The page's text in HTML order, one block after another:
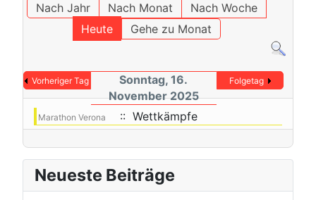
Nach Jahr Nach Monat
Nach Woche
Heute
Gehe zu Monat
Vorheriger Tag
Sonntag, 16.
November 2025
Folgetag
Marathon Verona :: Wettkämpfe
Neueste Beiträge